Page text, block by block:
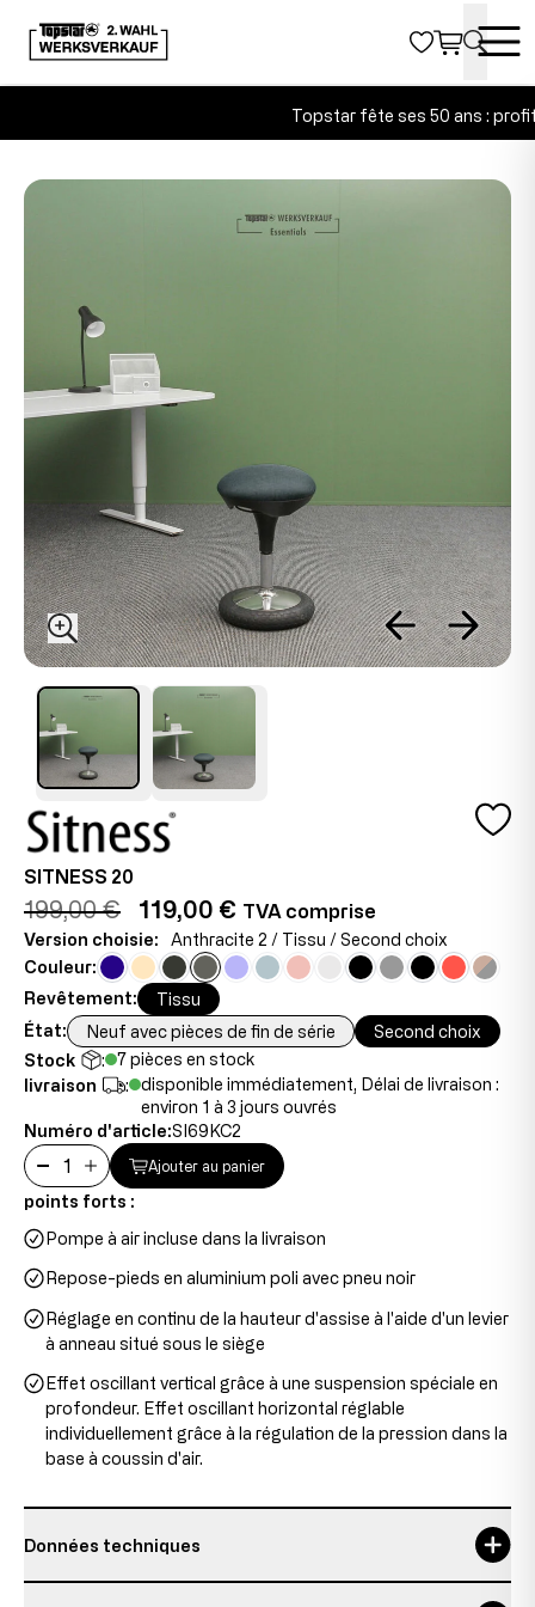
Topstar fête ses 50 ans :
SITNESS 20
199,00 € 119,00 € TVA comprise
Version choisie:
Anthracite 2 / Tissu / Second choix
Couleur:
Revêtement:
Tissu
État:
Neuf avec pièces de fin de série
Second choix
Stock
:
7 pièces en stock
livraison
:
disponible immédiatement, Délai de livraison :
environ 1 à 3 jours ouvrés
Numéro d'article:SI69KC2
Ajouter au panier
points forts :
Pompe à air incluse dans la livraison
Repose-pieds en aluminium poli avec pneu noir
Réglage en continu de la hauteur d'assise à l'aide d'un levier
à anneau situé sous le siège
Effet oscillant vertical grâce à une suspension spéciale en
profondeur. Effet oscillant horizontal réglable
individuellement grâce à la régulation de la pression dans la
base à coussin d'air.
Données techniques